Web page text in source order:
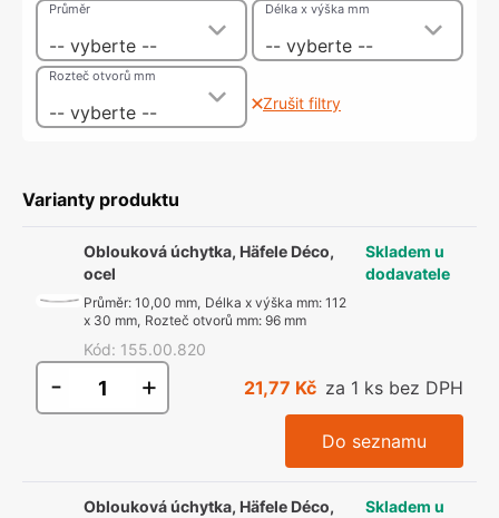
-- vyberte --
Průměr
-- vyberte --
Délka x výška mm
-- vyberte --
Rozteč otvorů mm
Zrušit filtry
Varianty produktu
Oblouková úchytka, Häfele Déco,
ocel
Průměr:10,00 mm, Délka x výška mm:112
x 30 mm, Rozteč otvorů mm:96 mm
Kód: 155.00.820
Skladem u
dodavatele
- + 21,77 Kč za 1 ks bez DPH
Do seznamu
Oblouková úchytka, Häfele Déco,
Skladem u